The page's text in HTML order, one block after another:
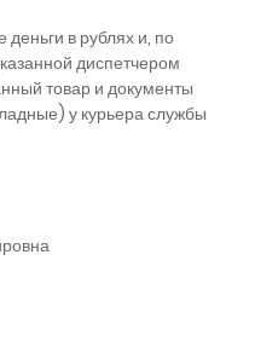
деньги в рублях и, по
диспетчером
товар и документы
у курьера службы